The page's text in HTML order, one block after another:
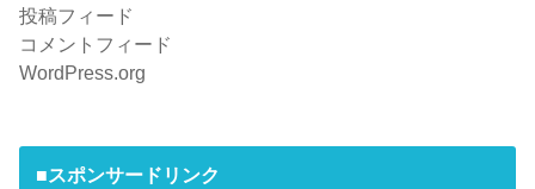
投稿フィード
コメントフィード
WordPress.org
■スポンサードリンク